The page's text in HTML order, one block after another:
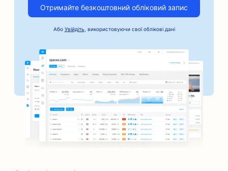
SEO для автомобільного бізнесу
SEO для послуг застави під заставу
SEO для пекарень
SEO для банків
SEO для перукарень
SEO для кафе настільних ігор
SEO для барбекю-барів
Отримайте безкоштовний обліковий запис
Або Увійдіть , використовуючи свої облікові дані